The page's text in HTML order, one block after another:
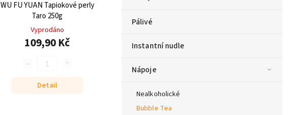
Pálivé
Instantní nudle
Nápoje
Nealkoholické
Bubble Tea
WU FU YUAN Tapiokové perly
Taro 250g
Vyprodáno
109,90 Kč
Detail